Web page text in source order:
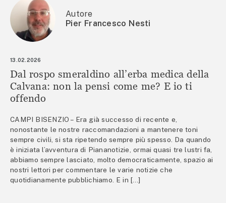
Autore
Pier Francesco Nesti
13.02.2026
Dal rospo smeraldino all’erba medica della
Calvana: non la pensi come me? E io ti
offendo
CAMPI BISENZIO – Era già successo di recente e,
nonostante le nostre raccomandazioni a mantenere toni
sempre civili, si sta ripetendo sempre più spesso. Da quando
è iniziata l’avventura di Piananotizie, ormai quasi tre lustri fa,
abbiamo sempre lasciato, molto democraticamente, spazio ai
nostri lettori per commentare le varie notizie che
quotidianamente pubblichiamo. E in […]